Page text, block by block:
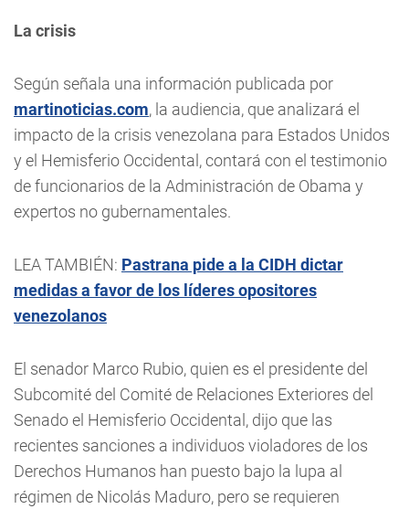
La crisis
Según señala una información publicada por
martinoticias.com, la audiencia, que analizará el
impacto de la crisis venezolana para Estados Unidos
y el Hemisferio Occidental, contará con el testimonio
de funcionarios de la Administración de Obama y
expertos no gubernamentales.
LEA TAMBIÉN: Pastrana pide a la CIDH dictar
medidas a favor de los líderes opositores
venezolanos
El senador Marco Rubio, quien es el presidente del
Subcomité del Comité de Relaciones Exteriores del
Senado el Hemisferio Occidental, dijo que las
recientes sanciones a individuos violadores de los
Derechos Humanos han puesto bajo la lupa al
régimen de Nicolás Maduro, pero se requieren